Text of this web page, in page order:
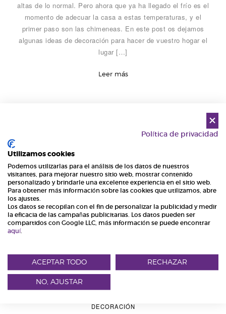
altas de lo normal. Pero ahora que ya ha llegado el frío es el
momento de adecuar la casa a estas temperaturas, y el
primer paso son las chimeneas. En este post os dejamos
algunas ideas de decoración para hacer de vuestro hogar el
lugar […]
Leer más
Ideas de regalo para Navidades 2014
Ya huele a Navidad, y es momento de ir empezando a pensar
qué vamos a regalar. Algunas personas tienen mucha
imaginación y siempre triunfan, otras…necesitan un poquito
de inspiración. Pero lo que todos queremos es sorprender,
agradar y que nuestro regalo sea inolvidable. Por eso hemos
preparado el post, ideas de regalo para Navidades, para […]
Leer más
DECORACIÓN
Política de privacidad
Utilizamos cookies
Podemos utilizarlas para el análisis de los datos de nuestros
visitantes, para mejorar nuestro sitio web, mostrar contenido
personalizado y brindarle una excelente experiencia en el sitio web.
Para obtener más información sobre las cookies que utilizamos, abre
los ajustes.
Los datos se recopilan con el fin de personalizar la publicidad y medir
la eficacia de las campañas publicitarias. Los datos pueden ser
compartidos con Google LLC, más información se puede encontrar
aquí.
ACEPTAR TODO RECHAZAR
NO, AJUSTAR